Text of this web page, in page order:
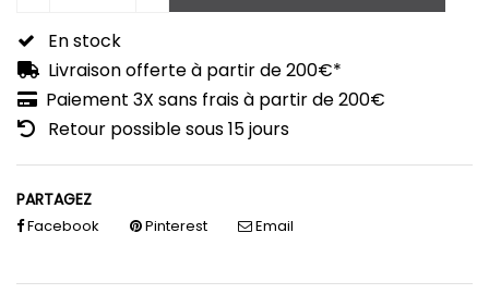
En stock
Livraison offerte à partir de 200€*
Paiement 3X sans frais à partir de 200€
Retour possible sous 15 jours
PARTAGEZ
Facebook Pinterest Email